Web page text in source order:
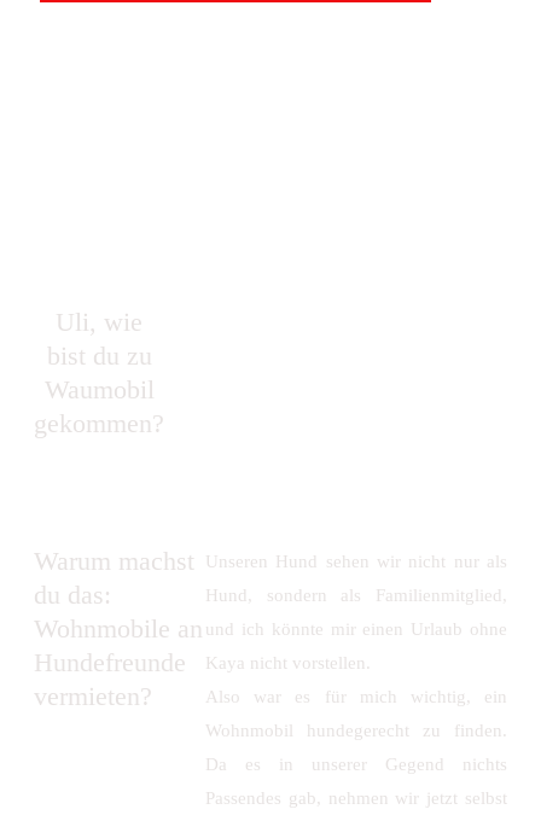
Uli, wie
bist du zu
Waumobil
gekommen?
Warum machst
du das:
Wohnmobile an
Hundefreunde
vermieten?
Unseren Hund sehen wir nicht nur als
Hund, sondern als Familienmitglied,
und ich könnte mir einen Urlaub ohne
Kaya nicht vorstellen.
Also war es für mich wichtig, ein
Wohnmobil hundegerecht zu finden.
Da es in unserer Gegend nichts
Passendes gab, nehmen wir jetzt selbst